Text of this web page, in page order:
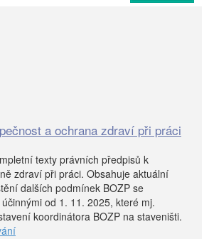
a ochrana zdraví při práci
texty právních předpisů k
zdraví při práci. Obsahuje aktuální
dalších podmínek BOZP se
od 1. 11. 2025, které mj.
koordinátora BOZP na staveništi.